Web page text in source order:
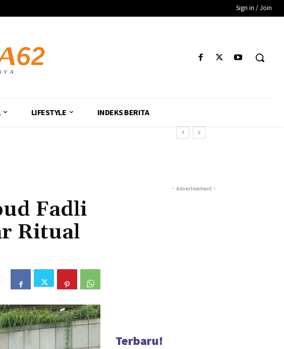
Sign in / Join
LIFESTYLE INDEKS BERITA
Fadli
Ritual
- Advertisement -
Terbaru!